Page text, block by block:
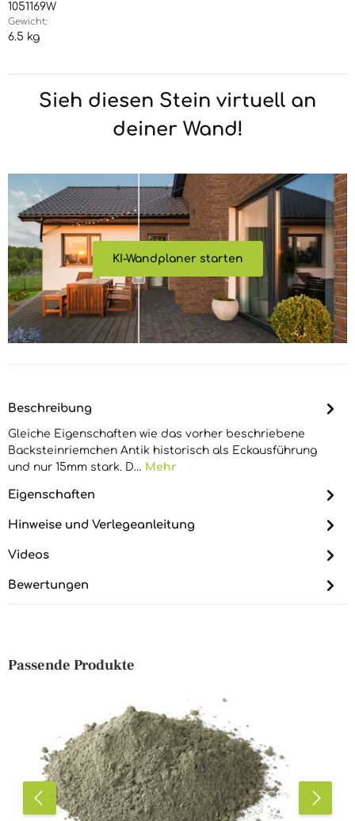
1051169W
Gewicht:
6.5 kg
Sieh diesen Stein virtuell an
deiner Wand!
KI-Wandplaner starten
KI-Wandplaner starten
Beschreibung
Gleiche Eigenschaften wie das vorher beschriebene
Backsteinriemchen Antik historisch als Eckausführung
und nur 15mm stark. D… Mehr
Eigenschaften
Hinweise und Verlegeanleitung
Videos
Bewertungen
Produktgalerie überspringen
Passende Produkte